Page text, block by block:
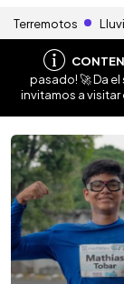
Terremotos
pasado! 🚀 Da
invitamos a